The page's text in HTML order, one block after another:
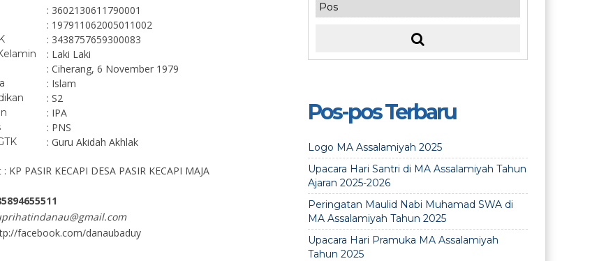
: 3602130611790001
: 197911062005011002
: 3438757659300083
: Laki Laki
: Ciherang, 6 November 1979
: Islam
: S2
: IPA
: PNS
: Guru Akidah Akhlak
KP PASIR KECAPI DESA PASIR KECAPI MAJA
facebook.com/danaubaduy
Pos-pos Terbaru
Logo MA Assalamiyah 2025
Upacara Hari Santri di MA Assalamiyah Tahun
Ajaran 2025-2026
Peringatan Maulid Nabi Muhamad SWA di
MA Assalamiyah Tahun 2025
Upacara Hari Pramuka MA Assalamiyah
Tahun 2025